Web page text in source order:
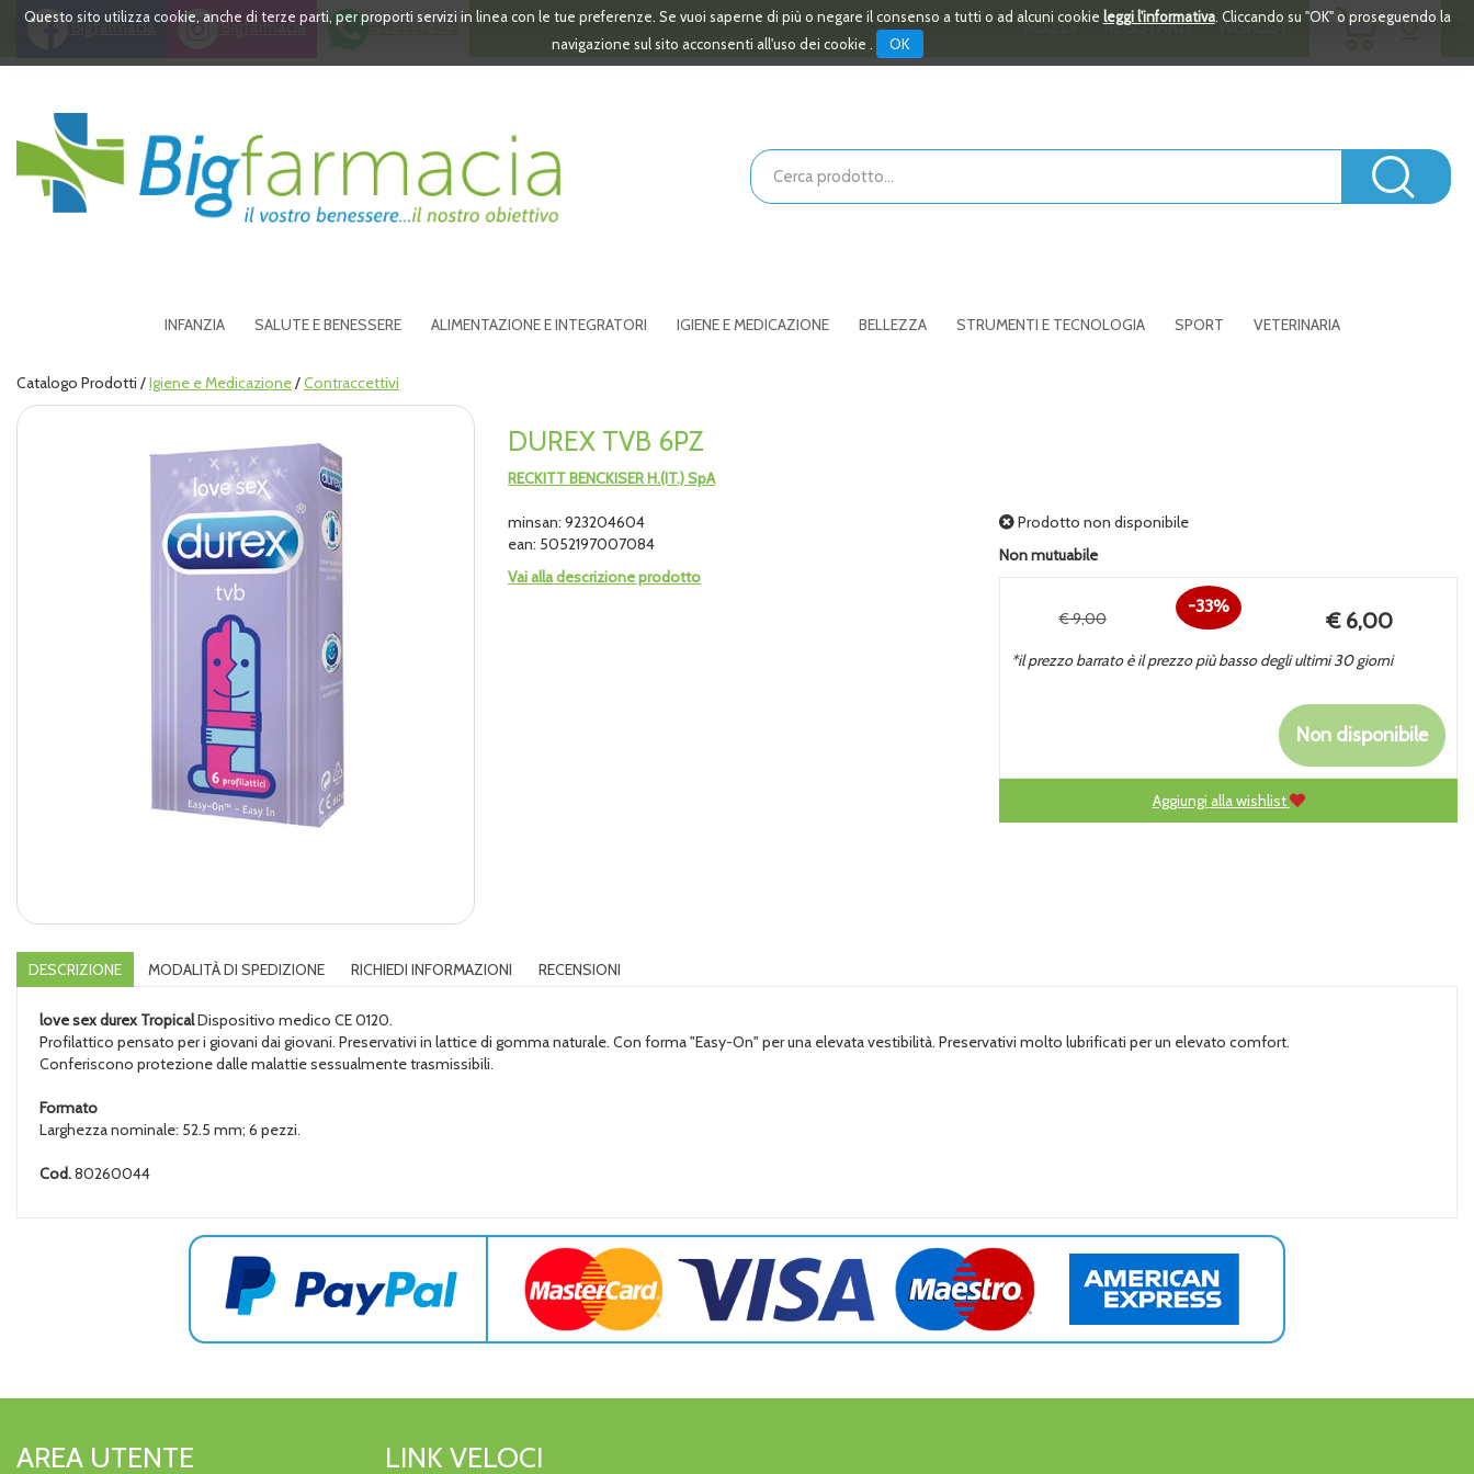
PassaQuesto sito utilizza cookie, anche di terze parti, per proporti servizi in linea con le tue preferenze. Se vuoi saperne di più o negare il consenso a tutti o ad alcuni cookie leggi l'informativa. Cliccando su "OK" o proseguendo la
navigazione sul sito acconsenti all'uso dei cookie .
OK
Bigfarmacia Bigfarmacia 391 3532473 ACCEDI REGISTRATI WISHLIST 0
ARTICOLI
Bigfarmacia
Cerca
Prodotto
INFANZIA SALUTE E BENESSERE ALIMENTAZIONE E INTEGRATORI IGIENE E MEDICAZIONE BELLEZZA STRUMENTI E TECNOLOGIA SPORT VETERINARIA
Catalogo Prodotti /Igiene e Medicazione/Contraccettivi
DUREX TVB 6PZ
RECKITT BENCKISER H.(IT.) SpA
minsan: 923204604
ean: 5052197007084
Vai alla descrizione prodotto
Prodotto non disponibile
Non mutuabile
Sconto
33%
€ 9,00
Prezzo
scontato
€ 6,00
*il prezzo barrato è il prezzo più basso degli ultimi 30 giorni
Non disponibile
Aggiungi alla wishlist
DESCRIZIONE MODALITÀ DI SPEDIZIONE RICHIEDI INFORMAZIONI RECENSIONI
love sexdurex TropicalDispositivo medico CE 0120.
Profilattico pensato per i giovani dai giovani. Preservativi in lattice di gomma naturale. Con forma "Easy-On" per una elevata vestibilità. Preservativi molto lubrificati per un elevato comfort.
Conferiscono protezione dalle malattie sessualmente trasmissibili.
Formato
Larghezza nominale: 52.5 mm; 6 pezzi.
Cod.80260044
AREA UTENTE LINK VELOCI